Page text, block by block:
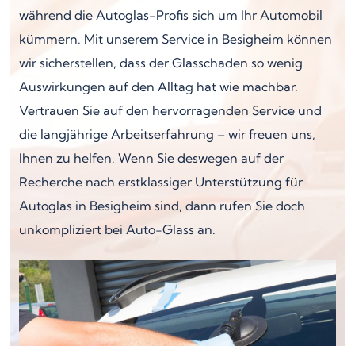
während die Autoglas-Profis sich um Ihr Automobil
kümmern. Mit unserem Service in Besigheim können
wir sicherstellen, dass der Glasschaden so wenig
Auswirkungen auf den Alltag hat wie machbar.
Vertrauen Sie auf den hervorragenden Service und
die langjährige Arbeitserfahrung – wir freuen uns,
Ihnen zu helfen. Wenn Sie deswegen auf der
Recherche nach erstklassiger Unterstützung für
Autoglas in Besigheim sind, dann rufen Sie doch
unkompliziert bei Auto-Glass an.